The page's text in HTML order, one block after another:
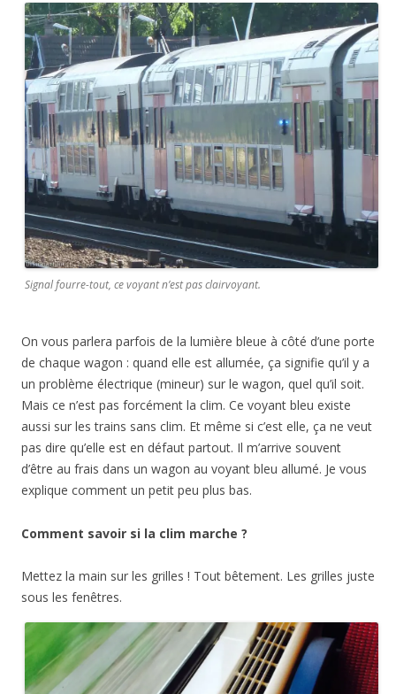
Signal fourre-tout, ce voyant n’est pas clairvoyant.
On vous parlera parfois de la lumière bleue à côté d’une porte
de chaque wagon : quand elle est allumée, ça signifie qu’il y a
un problème électrique (mineur) sur le wagon, quel qu’il soit.
Mais ce n’est pas forcément la clim. Ce voyant bleu existe
aussi sur les trains sans clim. Et même si c’est elle, ça ne veut
pas dire qu’elle est en défaut partout. Il m’arrive souvent
d’être au frais dans un wagon au voyant bleu allumé. Je vous
explique comment un petit peu plus bas.
Comment savoir si la clim marche ?
Mettez la main sur les grilles ! Tout bêtement. Les grilles juste
sous les fenêtres.